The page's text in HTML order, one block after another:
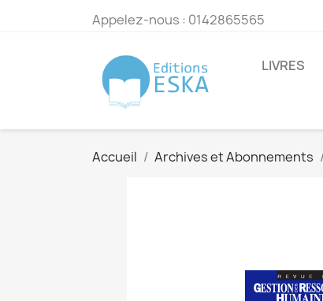
Appelez-nous : 0142865565
LIVRES
Accueil Archives et Abonnements